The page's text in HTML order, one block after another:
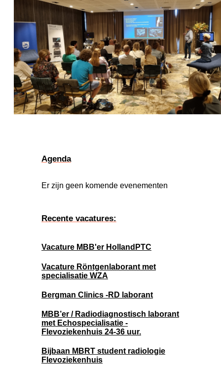
Agenda
Er zijn geen komende evenementen
Recente vacatures:
Vacature MBB'er HollandPTC
Vacature Röntgenlaborant met
specialisatie WZA
Bergman Clinics -RD laborant
MBB’er / Radiodiagnostisch laborant
met Echospecialisatie -
Flevoziekenhuis 24-36 uur.
Bijbaan MBRT student radiologie
Flevoziekenhuis